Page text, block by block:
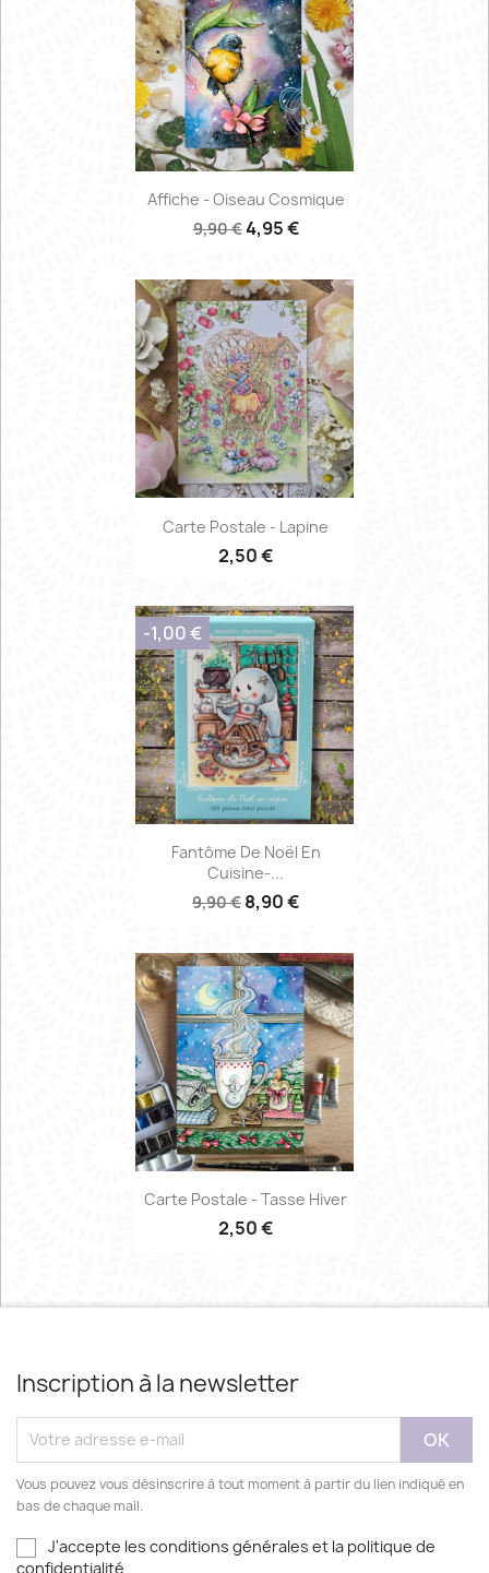
Affiche - Oiseau Cosmique
9,90 €4,95 €
Carte Postale - Lapine
2,50 €
Fantôme De Noël En
Cuisine-...
9,90 € 8,90 €
-1,00 €
Carte Postale - Tasse Hiver
2,50 €
Inscription à la newsletter
Vous pouvez vous désinscrire à tout moment à partir du lien indiqué en
bas de chaque mail.
J'accepte les conditions générales et la politique de
confidentialité